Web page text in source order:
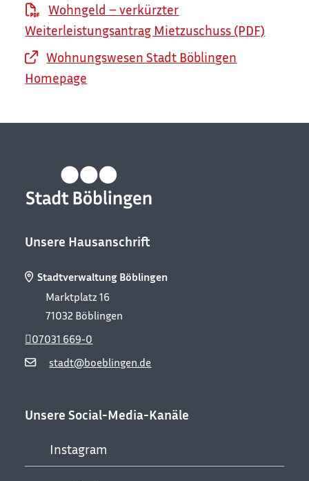
Wohngeld – verkürzter
Weiterleistungsantrag Mietzuschuss (PDF)
Wohnungswesen Stadt Böblingen
Homepage
Unsere Hausanschrift
Stadtverwaltung Böblingen
Marktplatz 16
71032 Böblingen
stadt@boeblingen.de
07031 669-0
Unsere Social-Media-Kanäle
Instagram